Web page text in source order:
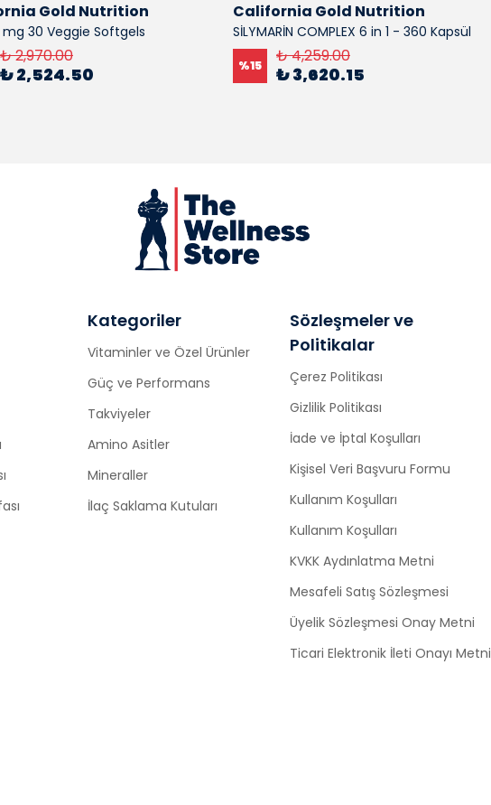
Gold Nutrition
mg 30 Veggie Softgels
₺ 2,970.00
₺ 2,524.50
California Gold Nutrition
SİLYMARİN COMPLEX 6 in 1 - 360 Kapsül
%15 ₺ 4,259.00
₺ 3,620.15
Kategoriler
Vitaminler ve Özel Ürünler
Güç ve Performans
Takviyeler
Amino Asitler
Mineraller
İlaç Saklama Kutuları
Sözleşmeler ve
Politikalar
Çerez Politikası
Gizlilik Politikası
İade ve İptal Koşulları
Kişisel Veri Başvuru Formu
Kullanım Koşulları
Kullanım Koşulları
KVKK Aydınlatma Metni
Mesafeli Satış Sözleşmesi
Üyelik Sözleşmesi Onay Metni
Ticari Elektronik İleti Onayı Metni